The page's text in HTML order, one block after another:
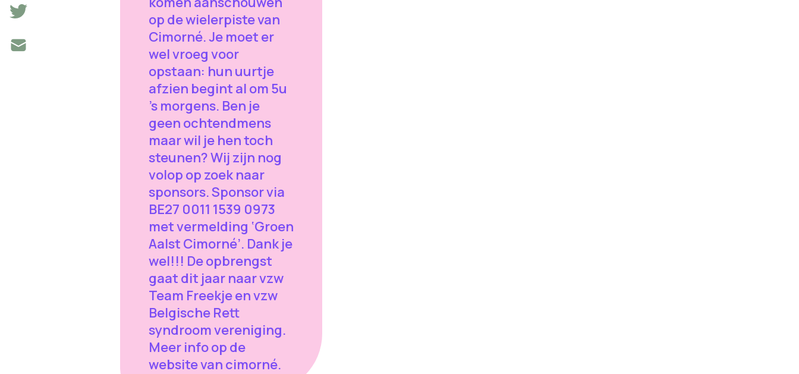
op de wielerpiste van
Cimorné. Je moet er
wel vroeg voor
opstaan: hun uurtje
afzien begint al om 5u
’s morgens. Ben je
geen ochtendmens
maar wil je hen toch
steunen? Wij zijn nog
volop op zoek naar
sponsors. Sponsor via
BE27 0011 1539 0973
met vermelding ‘Groen
Aalst Cimorné’. Dank je
wel!!! De opbrengst
gaat dit jaar naar vzw
Team Freekje en vzw
Belgische Rett
syndroom vereniging.
Meer info op de
website van cimorné.